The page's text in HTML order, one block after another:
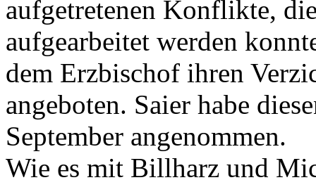
aufgetretenen Konflikte,
aufgearbeitet werden
dem Erzbischof ihren
angeboten. Saier habe
September angenommen.
Wie es mit Billharz und